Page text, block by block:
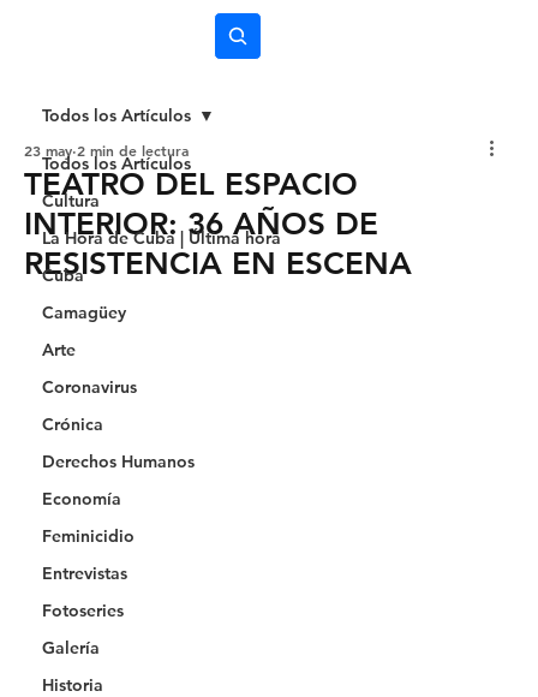
Todos los Artículos
Cultura
La Hora de Cuba | Última hora
Cuba
Camagüey
Arte
Coronavirus
Crónica
Derechos Humanos
Economía
Feminicidio
Entrevistas
Fotoseries
Galería
Historia
Todos los Artículos
TEATRO DEL ESPACIO
INTERIOR: 36 AÑOS DE
RESISTENCIA EN ESCENA
23 may 2 min de lectura